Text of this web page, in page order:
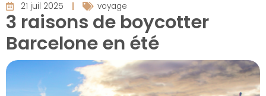
21 juil 2025 voyage
3 raisons de boycotter
Barcelone en été